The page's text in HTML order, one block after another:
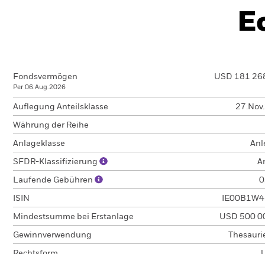
Fondsvermögen
Per 06.Aug.2026
USD 181
Auflegung Anteilsklasse
Währung der Reihe
Anlageklasse
SFDR-Klassifizierung
Laufende Gebühren
ISIN
Mindestsumme bei Erstanlage USD 500
Gewinnverwendung